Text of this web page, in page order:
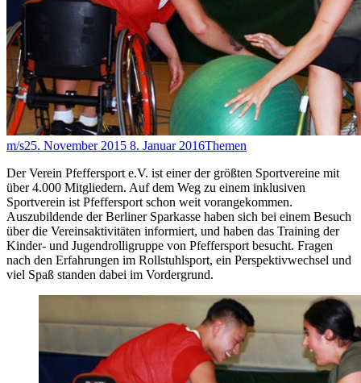
m/s25. November 2015 8. Januar 2016Themen
Der Verein Pfeffersport e.V. ist einer der größten Sportvereine mit
über 4.000 Mitgliedern. Auf dem Weg zu einem inklusiven
Sportverein ist Pfeffersport schon weit vorangekommen.
Auszubildende der Berliner Sparkasse haben sich bei einem Besuch
über die Vereinsaktivitäten informiert, und haben das Training der
Kinder- und Jugendrolligruppe von Pfeffersport besucht. Fragen
nach den Erfahrungen im Rollstuhlsport, ein Perspektivwechsel und
viel Spaß standen dabei im Vordergrund.